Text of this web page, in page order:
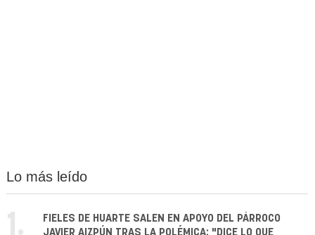
Lo más leído
1.
FIELES DE HUARTE SALEN EN APOYO DEL PÁRROCO
JAVIER AIZPÚN TRAS LA POLÉMICA: "DICE LO QUE